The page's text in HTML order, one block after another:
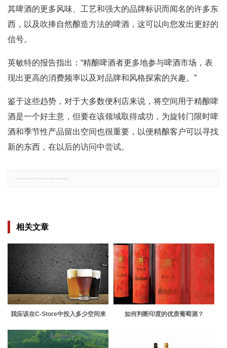
其啤酒的更多风味、工艺和强大的品牌标识而闻名的许多东
西，以及吹捧自然酿造方法的啤酒，这可以向您发出更好的
信号。
英敏特的报告指出：“精酿啤酒者更多地参与啤酒市场，表
现出更高的消费频率以及对品牌和风格探索的兴趣。”
鉴于这些趋势，对于大多数便利店来说，将空间用于精酿啤
酒是一个好主意，但要在该领域取得成功，为旋转门限时啤
酒和季节性产品留出空间也很重要，以便精酿客户可以寻找
新的东西，在以后的访问中尝试。
相关文章
我应该在C-Store中投入多少空间来
如何判断印度的优质葡萄酒？